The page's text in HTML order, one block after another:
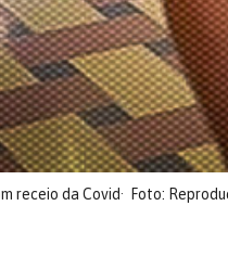
receio da Covid Foto: